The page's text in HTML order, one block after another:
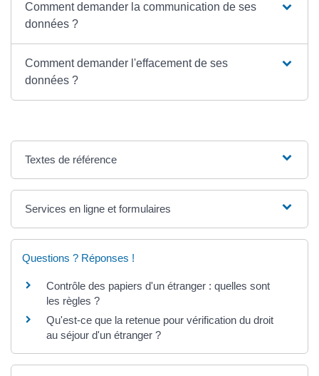
Comment demander la communication de ses
données ?
Comment demander l'effacement de ses
données ?
Textes de référence
Services en ligne et formulaires
Questions ? Réponses !
Contrôle des papiers d'un étranger : quelles sont
les règles ?
Qu'est-ce que la retenue pour vérification du droit
au séjour d'un étranger ?